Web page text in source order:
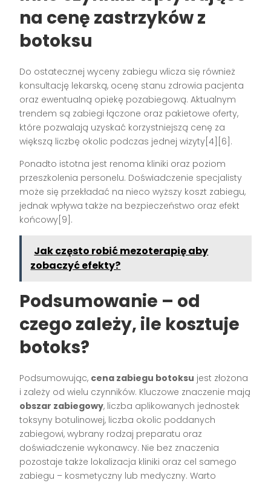
na cenę zastrzyków z
botoksu
Do ostatecznej wyceny zabiegu wlicza się również
konsultację lekarską, ocenę stanu zdrowia pacjenta
oraz ewentualną opiekę pozabiegową. Aktualnym
trendem są zabiegi łączone oraz pakietowe oferty,
które pozwalają uzyskać korzystniejszą cenę za
większą liczbę okolic podczas jednej wizyty[4][6].
Ponadto istotna jest renoma kliniki oraz poziom
przeszkolenia personelu. Doświadczenie specjalisty
może się przekładać na nieco wyższy koszt zabiegu,
jednak wpływa także na bezpieczeństwo oraz efekt
końcowy[9].
Jak często robić mezoterapię aby
zobaczyć efekty?
Podsumowanie – od
czego zależy, ile kosztuje
botoks?
Podsumowując, cena zabiegu botoksu jest złożona
i zależy od wielu czynników. Kluczowe znaczenie mają
obszar zabiegowy, liczba aplikowanych jednostek
toksyny botulinowej, liczba okolic poddanych
zabiegowi, wybrany rodzaj preparatu oraz
doświadczenie wykonawcy. Nie bez znaczenia
pozostaje także lokalizacja kliniki oraz cel samego
zabiegu – kosmetyczny lub medyczny. Warto